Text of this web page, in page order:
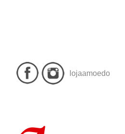
lojaamoedo